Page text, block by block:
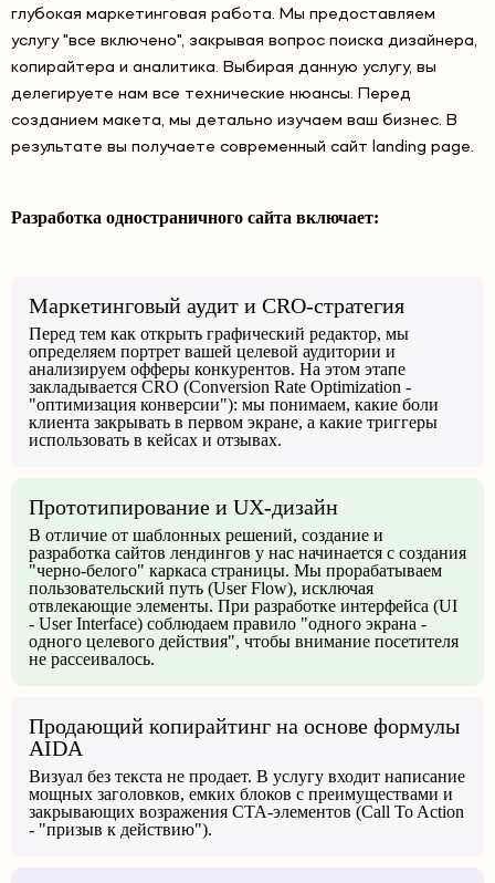
глубокая маркетинговая работа. Мы предоставляем
услугу "все включено", закрывая вопрос поиска дизайнера,
копирайтера и аналитика. Выбирая данную услугу, вы
делегируете нам все технические нюансы. Перед
созданием макета, мы детально изучаем ваш бизнес. В
результате вы получаете современный сайт landing page.
Разработка одностраничного сайта включает:
Маркетинговый аудит и CRO-стратегия
Перед тем как открыть графический редактор, мы
определяем портрет вашей целевой аудитории и
анализируем офферы конкурентов. На этом этапе
закладывается CRO (Conversion Rate Optimization -
"оптимизация конверсии"): мы понимаем, какие боли
клиента закрывать в первом экране, а какие триггеры
использовать в кейсах и отзывах.
Прототипирование и UX-дизайн
В отличие от шаблонных решений, создание и
разработка сайтов лендингов у нас начинается с создания
"черно-белого" каркаса страницы. Мы прорабатываем
пользовательский путь (User Flow), исключая
отвлекающие элементы. При разработке интерфейса (UI
- User Interface) соблюдаем правило "одного экрана -
одного целевого действия", чтобы внимание посетителя
не рассеивалось.
Продающий копирайтинг на основе формулы
AIDA
Визуал без текста не продает. В услугу входит написание
мощных заголовков, емких блоков с преимуществами и
закрывающих возражения CTA-элементов (Call To Action
- "призыв к действию").